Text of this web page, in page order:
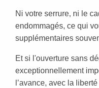
Ni votre serrure, ni le
endommagés, ce qui
supplémentaires
Et si l'ouverture sans
exceptionnellement
l’avance, avec la